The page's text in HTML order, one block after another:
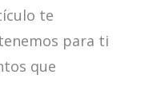
te
para ti
que